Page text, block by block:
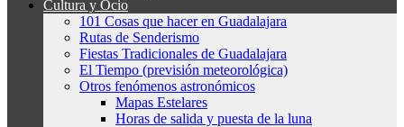
Cultura y Ocio
101 Cosas que hacer en Guadalajara
Rutas de Senderismo
Fiestas Tradicionales de Guadalajara
El Tiempo (previsión meteorológica)
Otros fenómenos astronómicos
Mapas Estelares
Horas de salida y puesta de la luna